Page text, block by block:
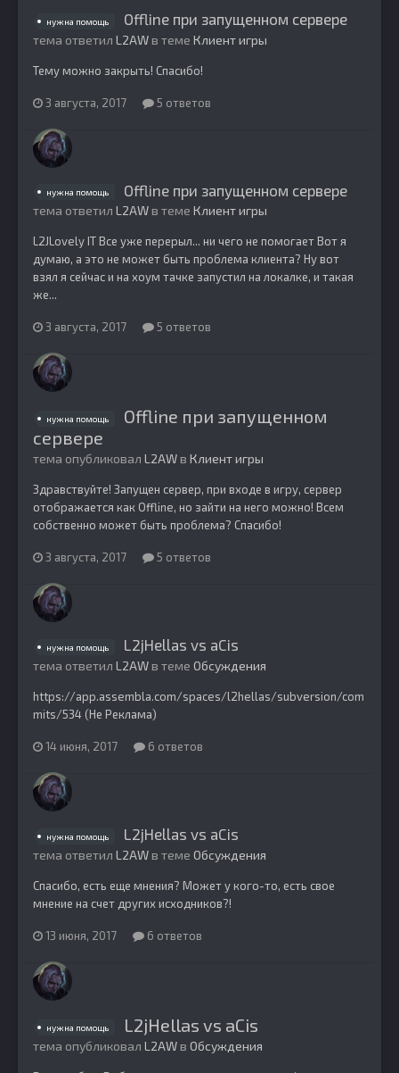
нужна помощь Offline при запущенном сервере
тема ответил L2AWв теме Клиент игры
Тему можно закрыть! Спасибо!
3 августа, 2017 5 ответов
нужна помощь Offline при запущенном сервере
тема ответил L2AWв теме Клиент игры
L2JLovely IT Все уже перерыл... ни чего не помогает Вот я
думаю, а это не может быть проблема клиента? Ну вот
взял я сейчас и на хоум тачке запустил на локалке, и такая
же...
3 августа, 2017 5 ответов
нужна помощь
Offline при запущенном
сервере
тема опубликовал L2AWв Клиент игры
Здравствуйте! Запущен сервер, при входе в игру, сервер
отображается как Offline, но зайти на него можно! Всем
собственно может быть проблема? Спасибо!
3 августа, 2017 5 ответов
нужна помощь L2jHellas vs aCis
тема ответил L2AWв теме Обсуждения
https://app.assembla.com/spaces/l2hellas/subversion/com
mits/534 (Не Реклама)
14 июня, 2017 6 ответов
нужна помощь L2jHellas vs aCis
тема ответил L2AWв теме Обсуждения
Спасибо, есть еще мнения? Может у кого-то, есть свое
мнение на счет других исходников?!
13 июня, 2017 6 ответов
нужна помощь L2jHellas vs aCis
тема опубликовал L2AWв Обсуждения